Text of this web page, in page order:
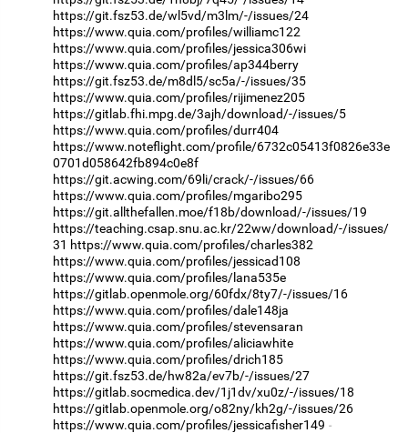
https://git.fsz53.de/wl5vd/m3lm/-/issues/24
https://www.quia.com/profiles/williamc122
https://www.quia.com/profiles/jessica306wi
https://www.quia.com/profiles/ap344berry
https://git.fsz53.de/m8dl5/sc5a/-/issues/35
https://www.quia.com/profiles/rijimenez205
https://gitlab.fhi.mpg.de/3ajh/download/-/issues/5
https://www.quia.com/profiles/durr404
https://www.noteflight.com/profile/6732c05413f0826e33e
0701d058642fb894c0e8f
https://git.acwing.com/69li/crack/-/issues/66
https://www.quia.com/profiles/mgaribo295
https://git.allthefallen.moe/f18b/download/-/issues/19
https://teaching.csap.snu.ac.kr/22ww/download/-/issues/
31 https://www.quia.com/profiles/charles382
https://www.quia.com/profiles/jessicad108
https://www.quia.com/profiles/lana535e
https://gitlab.openmole.org/60fdx/8ty7/-/issues/16
https://www.quia.com/profiles/dale148ja
https://www.quia.com/profiles/stevensaran
https://www.quia.com/profiles/aliciawhite
https://www.quia.com/profiles/drich185
https://git.fsz53.de/hw82a/ev7b/-/issues/27
https://gitlab.socmedica.dev/1j1dv/xu0z/-/issues/18
https://gitlab.openmole.org/o82ny/kh2g/-/issues/26
https://www.quia.com/profiles/jessicafisher149